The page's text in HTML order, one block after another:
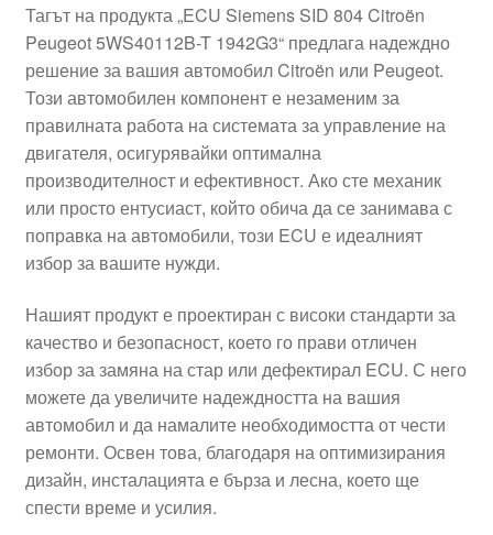
Контакт
Моята сметка
Плащанията
Политика за поверителност
Процедура за рекламации
Разгледайте
Транспорт
Тагът на продукта „ECU Siemens SID 804 Citroën
Peugeot 5WS40112B-T 1942G3“ предлага надеждно
решение за вашия автомобил Citroën или Peugeot.
Този автомобилен компонент е незаменим за
правилната работа на системата за управление на
двигателя, осигурявайки оптимална
производителност и ефективност. Ако сте механик
или просто ентусиаст, който обича да се занимава с
поправка на автомобили, този ECU е идеалният
избор за вашите нужди.
Нашият продукт е проектиран с високи стандарти за
качество и безопасност, което го прави отличен
избор за замяна на стар или дефектирал ECU. С него
можете да увеличите надеждността на вашия
автомобил и да намалите необходимостта от чести
ремонти. Освен това, благодаря на оптимизирания
дизайн, инсталацията е бърза и лесна, което ще
спести време и усилия.